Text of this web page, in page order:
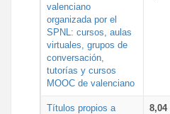
valenciano
organizada por el
SPNL: cursos, aulas
virtuales, grupos de
conversación,
tutorías y cursos
MOOC de valenciano
Títulos propios a
8,04